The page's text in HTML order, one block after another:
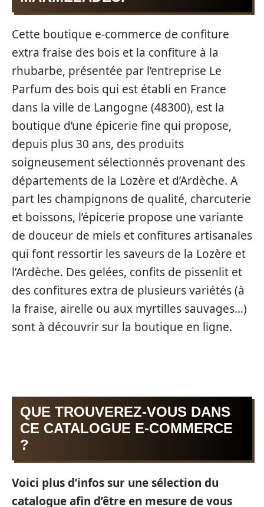
Cette boutique e-commerce de confiture
extra fraise des bois et la confiture à la
rhubarbe, présentée par l’entreprise Le
Parfum des bois qui est établi en France
dans la ville de Langogne (48300), est la
boutique d’une épicerie fine qui propose,
depuis plus 30 ans, des produits
soigneusement sélectionnés provenant des
départements de la Lozère et d’Ardèche. A
part les champignons de qualité, charcuterie
et boissons, l’épicerie propose une variante
de douceur de miels et confitures artisanales
qui font ressortir les saveurs de la Lozère et
l’Ardèche. Des gelées, confits de pissenlit et
des confitures extra de plusieurs variétés (à
la fraise, airelle ou aux myrtilles sauvages…)
sont à découvrir sur la boutique en ligne.
QUE TROUVEREZ-VOUS DANS
CE CATALOGUE E-COMMERCE
?
Voici plus d’infos sur une sélection du
catalogue afin d’être en mesure de vous